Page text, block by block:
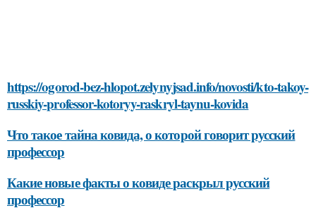
https://ogorod-bez-hlopot.zelynyjsad.info/novosti/kto-takoy-
russkiy-professor-kotoryy-raskryl-taynu-kovida
Что такое тайна ковида, о которой говорит русский
профессор
Какие новые факты о ковиде раскрыл русский
профессор